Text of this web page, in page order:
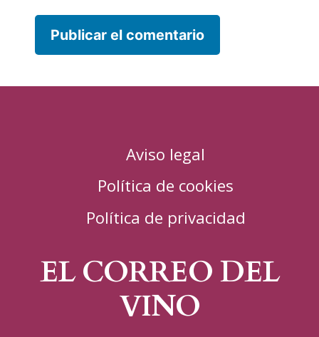
Aviso legal
Política de cookies
Política de privacidad
EL CORREO DEL
VINO